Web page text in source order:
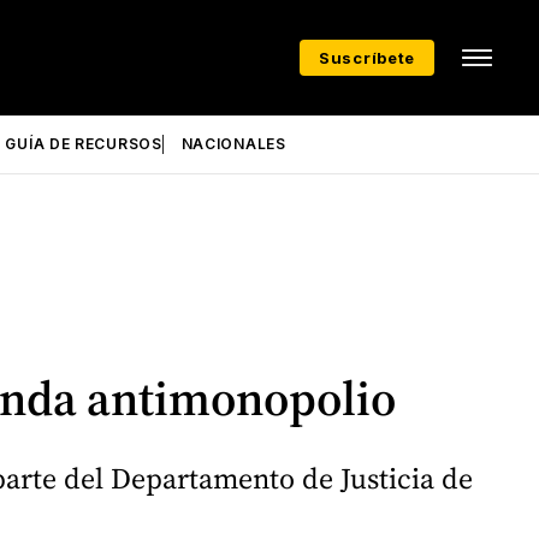
Suscríbete
GUÍA DE RECURSOS NACIONALES
antimonopolio
del Departamento de Justicia de